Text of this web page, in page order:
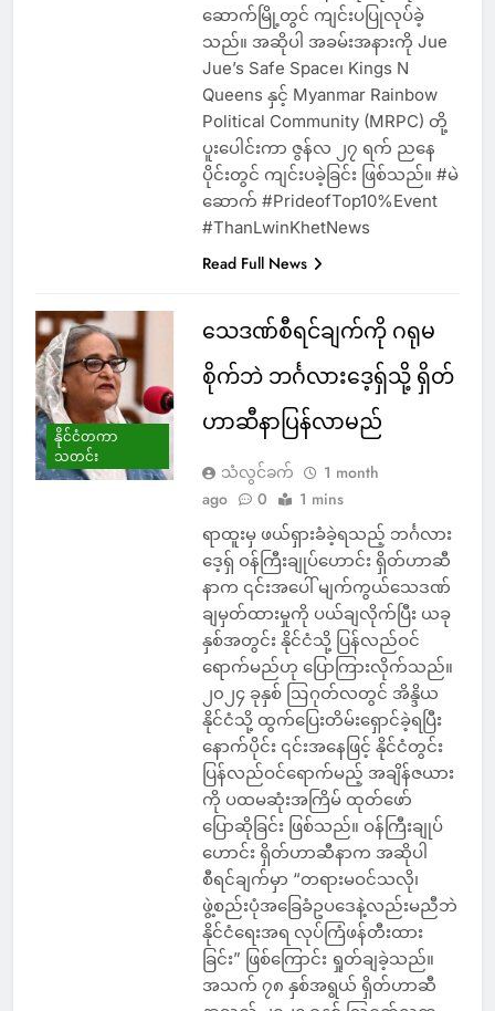
ဆောက်မြို့တွင် ကျင်းပပြုလုပ်ခဲ့
သည်။ အဆိုပါ အခမ်းအနားကို Jue
Jue’s Safe Space၊ Kings N
Queens နှင့် Myanmar Rainbow
Political Community (MRPC) တို့
ပူးပေါင်းကာ ဇွန်လ ၂၇ ရက် ညနေ
ပိုင်းတွင် ကျင်းပခဲ့ခြင်း ဖြစ်သည်။ #မဲ
ဆောက် #PrideofTop10%Event
#ThanLwinKhetNews
Read Full News
နိုင်ငံတကာ
သတင်း
သေဒဏ်စီရင်ချက်ကို ဂရုမ
စိုက်ဘဲ ဘင်္ဂလားဒေ့ရှ်သို့ ရှိတ်
ဟာဆီနာပြန်လာမည်
သံလွင်ခက်
1 month
ago
0 1 mins
ရာထူးမှ ဖယ်ရှားခံခဲ့ရသည့် ဘင်္ဂလား
ဒေ့ရှ် ဝန်ကြီးချုပ်ဟောင်း ရှိတ်ဟာဆီ
နာက ၎င်းအပေါ် မျက်ကွယ်သေဒဏ်
ချမှတ်ထားမှုကို ပယ်ချလိုက်ပြီး ယခု
နှစ်အတွင်း နိုင်ငံသို့ ပြန်လည်ဝင်
ရောက်မည်ဟု ပြောကြားလိုက်သည်။
၂၀၂၄ ခုနှစ် ဩဂုတ်လတွင် အိန္ဒိယ
နိုင်ငံသို့ ထွက်ပြေးတိမ်းရှောင်ခဲ့ရပြီး
နောက်ပိုင်း ၎င်းအနေဖြင့် နိုင်ငံတွင်း
ပြန်လည်ဝင်ရောက်မည့် အချိန်ဇယား
ကို ပထမဆုံးအကြိမ် ထုတ်ဖော်
ပြောဆိုခြင်း ဖြစ်သည်။ ဝန်ကြီးချုပ်
ဟောင်း ရှိတ်ဟာဆီနာက အဆိုပါ
စီရင်ချက်မှာ “တရားမဝင်သလို၊
ဖွဲ့စည်းပုံအခြေခံဥပဒေနဲ့လည်းမညီဘဲ
နိုင်ငံရေးအရ လုပ်ကြံဖန်တီးထား
ခြင်း” ဖြစ်ကြောင်း ရှုတ်ချခဲ့သည်။
အသက် ၇၈ နှစ်အရွယ် ရှိတ်ဟာဆီ